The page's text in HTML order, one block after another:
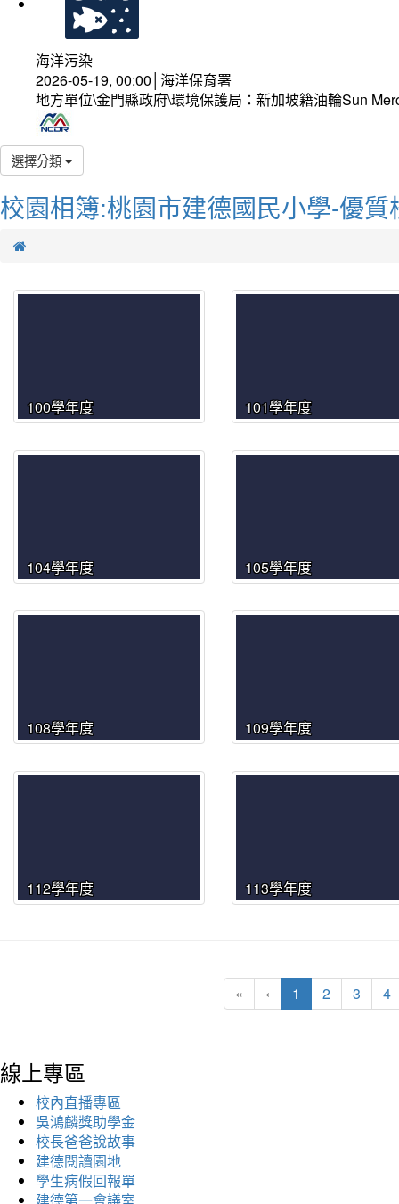
海洋污染
2026-05-19, 00:00│海洋保育署
地方單位\金門縣政府\環境保護局：新加坡籍油輪Sun
選擇分類
校園相簿:桃園市建德國民小學-優質
100學年度 101學年度
104學年度 105學年度
108學年度 109學年度
112學年度 113學年度
« ‹ 1 (current)
2 3 4
線上專區
校內直播專區
吳鴻麟獎助學金
校長爸爸說故事
建德閱讀園地
學生病假回報單